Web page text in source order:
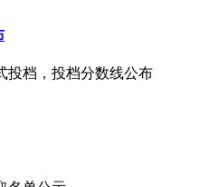
投档，投档分数线公布